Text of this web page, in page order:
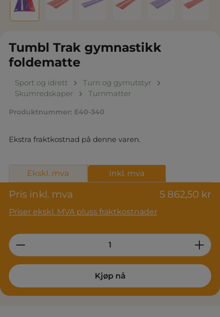
Tumbl Trak gymnastikk
foldematte
Sport og idrett
Turn og gymutstyr
Skumredskaper
Turnmatter
Produktnummer: E40-340
Ekstra fraktkostnad på denne varen.
Pris inkl. mva 5 862,50 kr
Priser ekskl. MVA pluss fraktkostnader
Ekskl. mva Inkl. mva
Product Quantity: Enter the desired
Kjøp nå